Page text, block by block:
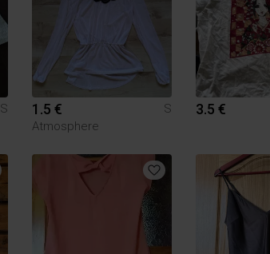
S
1.5 €
S
Atmosphere
3.5 €